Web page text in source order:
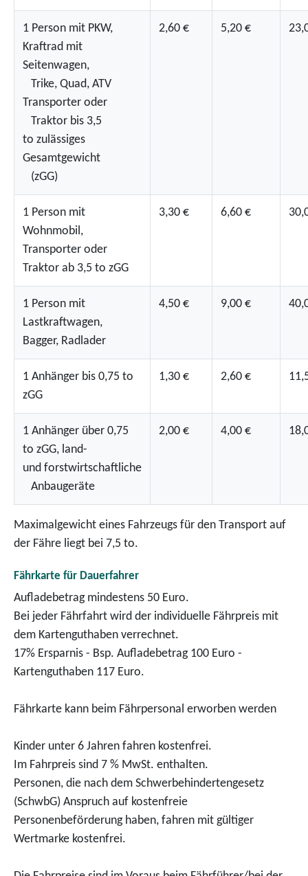
1 Person mit PKW,
Kraftrad mit
Seitenwagen,
Trike, Quad, ATV
Transporter oder
Traktor bis 3,5
to zulässiges
Gesamtgewicht
(zGG)
2,60 € 5,20 €
1 Person mit
Wohnmobil,
Transporter oder
Traktor ab 3,5 to zGG
3,30 € 6,60 €
1 Person mit
Lastkraftwagen,
Bagger, Radlader
4,50 € 9,00 €
1 Anhänger bis 0,75 to
zGG
1,30 € 2,60 €
1 Anhänger über 0,75
to zGG, land-
und forstwirtschaftliche
Anbaugeräte
2,00 € 4,00 €
Maximalgewicht eines Fahrzeugs für den Transport auf
der Fähre liegt bei 7,5 to.
Fährkarte für Dauerfahrer
Aufladebetrag mindestens 50 Euro.
Bei jeder Fährfahrt wird der individuelle Fährpreis mit
dem Kartenguthaben verrechnet.
17% Ersparnis - Bsp. Aufladebetrag 100 Euro -
Kartenguthaben 117 Euro.
Fährkarte kann beim Fährpersonal erworben werden
Kinder unter 6 Jahren fahren kostenfrei.
Im Fahrpreis sind 7 % MwSt. enthalten.
Personen, die nach dem Schwerbehindertengesetz
(SchwbG) Anspruch auf kostenfreie
Personenbeförderung haben, fahren mit gültiger
Wertmarke kostenfrei.